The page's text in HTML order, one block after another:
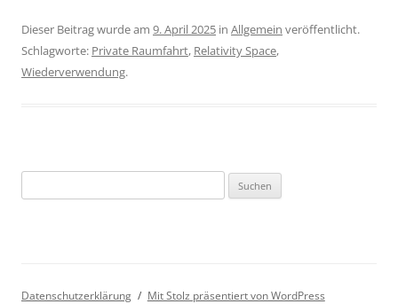
Dieser Beitrag wurde am 9. April 2025 in Allgemein veröffentlicht.
Schlagworte: Private Raumfahrt, Relativity Space,
Wiederverwendung.
nach:
Datenschutzerklärung Mit Stolz präsentiert von WordPress